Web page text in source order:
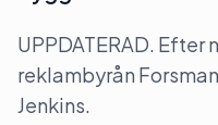
UPPDATERAD. Efter
reklambyrån
Jenkins.